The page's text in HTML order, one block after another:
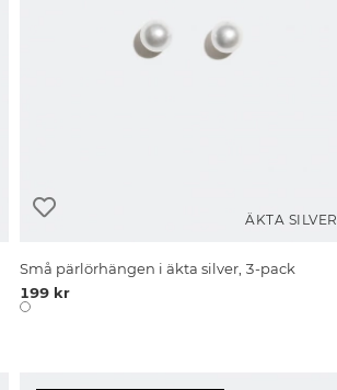
ÄKTA SILVER
Små pärlörhängen i äkta silver, 3-pack
199 kr